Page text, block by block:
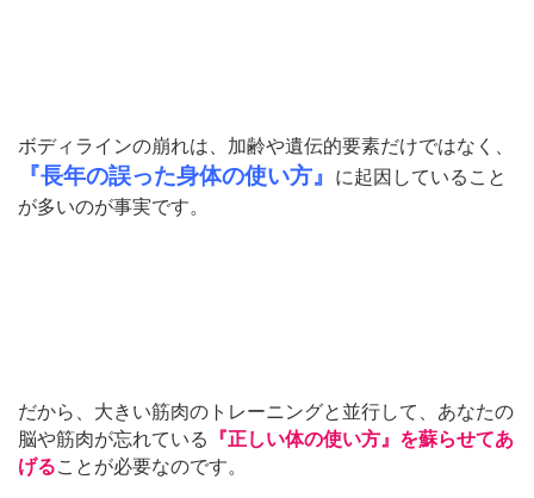
ボディラインの崩れは、加齢や遺伝的要素だけではなく、
『長年の誤った身体の使い方』
に起因していること
が多いのが事実です。
だから、大きい筋肉のトレーニングと並行して、あなたの
脳や筋肉が忘れている
『正しい体の使い方』を蘇らせてあ
げることが必要なのです。